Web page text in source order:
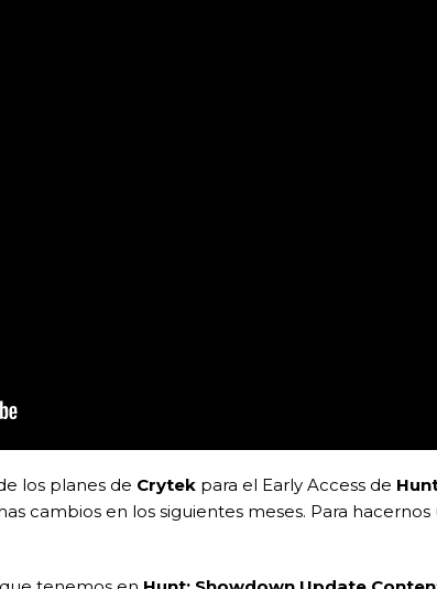
los planes de Crytek para el Early Access de
cambios en los siguientes meses. Para hacernos